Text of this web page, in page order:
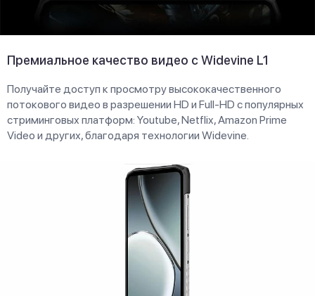
Премиальное качество видео с Widevine L1
Получайте доступ к просмотру высококачественного
потокового видео в разрешении HD и Full-HD с популярных
стриминговых платформ: Youtube, Netflix, Amazon Prime
Video и других, благодаря технологии Widevine.